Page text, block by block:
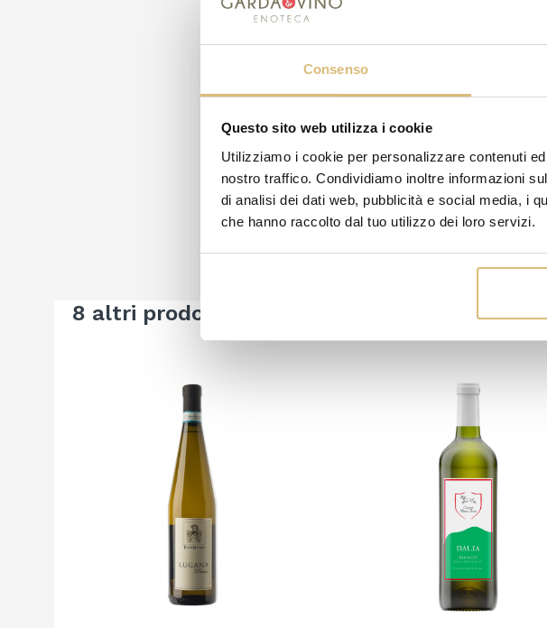
Consenso
Questo sito web utilizza i cookie
Utilizziamo i cookie per personalizzare contenuti
nostro traffico. Condividiamo inoltre informazioni
di analisi dei dati web, pubblicità e social media, i
che hanno raccolto dal tuo utilizzo dei loro servizi.
8 altri prodotti della stessa categoria: